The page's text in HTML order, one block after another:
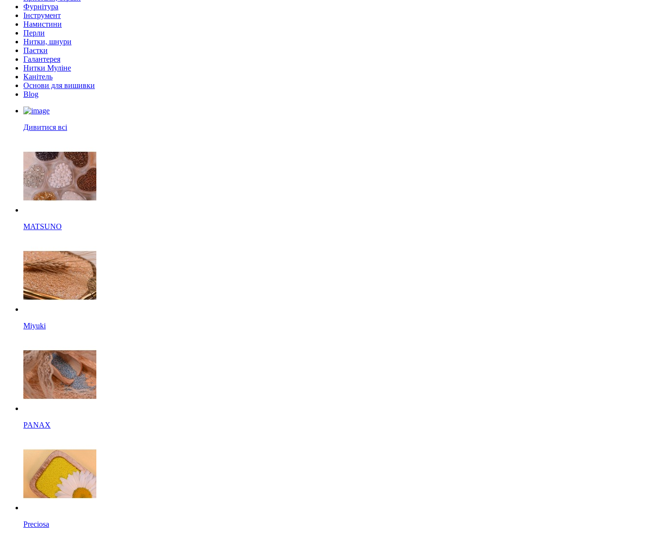
Фурнітура
Інструмент
Намистини
Перли
Нитки, шнури
Паєтки
Галантерея
Нитки Муліне
Канітель
Основи для вишивки
Blog
Дивитися всі
MATSUNO
Miyuki
PANAX
Preciosa